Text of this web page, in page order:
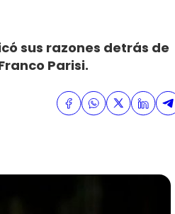
sus razones detrás de
Parisi.